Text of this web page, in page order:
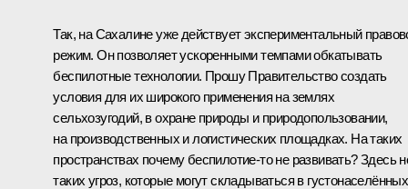
Так, на Сахалине уже действует экспериментальный
режим. Он позволяет ускоренными темпами обкатывать
беспилотные технологии. Прошу Правительство создать
условия для их широкого применения на землях
сельхозугодий, в охране природы и природопользовании,
на производственных и логистических площадках. На таких
пространствах почему беспилотие-то не развивать? Здесь
таких угроз, которые могут складываться в густонаселённых